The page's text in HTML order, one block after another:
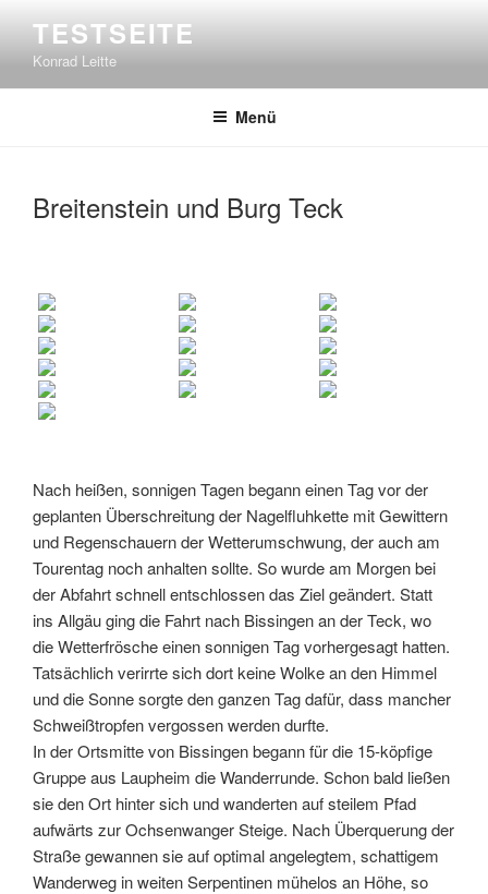
springen
TESTSEITE
Konrad Leitte
Menü
Breitenstein und Burg Teck
Nach heißen, sonnigen Tagen begann einen Tag vor der
geplanten Überschreitung der Nagelfluhkette mit Gewittern
und Regenschauern der Wetterumschwung, der auch am
Tourentag noch anhalten sollte. So wurde am Morgen bei
der Abfahrt schnell entschlossen das Ziel geändert. Statt
ins Allgäu ging die Fahrt nach Bissingen an der Teck, wo
die Wetterfrösche einen sonnigen Tag vorhergesagt hatten.
Tatsächlich verirrte sich dort keine Wolke an den Himmel
und die Sonne sorgte den ganzen Tag dafür, dass mancher
Schweißtropfen vergossen werden durfte.
In der Ortsmitte von Bissingen begann für die 15-köpfige
Gruppe aus Laupheim die Wanderrunde. Schon bald ließen
sie den Ort hinter sich und wanderten auf steilem Pfad
aufwärts zur Ochsenwanger Steige. Nach Überquerung der
Straße gewannen sie auf optimal angelegtem, schattigem
Wanderweg in weiten Serpentinen mühelos an Höhe, so